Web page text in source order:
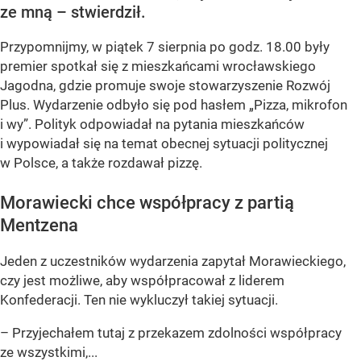
ze mną – stwierdził.
Przypomnijmy, w piątek 7 sierpnia po godz. 18.00 były
premier spotkał się z mieszkańcami wrocławskiego
Jagodna, gdzie promuje swoje stowarzyszenie Rozwój
Plus. Wydarzenie odbyło się pod hasłem „Pizza, mikrofon
i wy”. Polityk odpowiadał na pytania mieszkańców
i wypowiadał się na temat obecnej sytuacji politycznej
w Polsce, a także rozdawał pizzę.
Morawiecki chce współpracy z partią
Mentzena
Jeden z uczestników wydarzenia zapytał Morawieckiego,
czy jest możliwe, aby współpracował z liderem
Konfederacji. Ten nie wykluczył takiej sytuacji.
– Przyjechałem tutaj z przekazem zdolności współpracy
ze wszystkimi,...